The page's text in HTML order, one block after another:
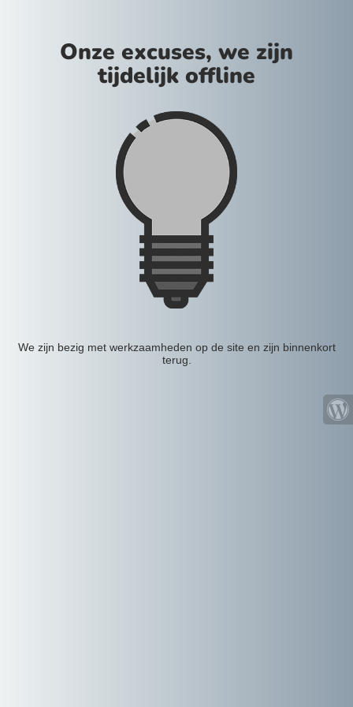
Onze excuses, we zijn
tijdelijk offline
We zijn bezig met werkzaamheden op de site en zijn binnenkort
terug.